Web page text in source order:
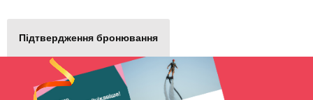
Підтвердження бронювання